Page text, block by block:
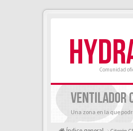
Comunidad
VENTILADOR
Una zona en la que